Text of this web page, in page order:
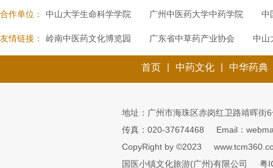
合作单位： 中山大学生命科学学院 广州中医药大学中药学院 中
友情链接： 岭南中医药文化博览园 广东省中草药产业协会 中山
首页 | 中药文化 | 中华药典
地址：广州市海珠区赤岗红卫路靖晖街
传真：020-37674468
Email：
CopyRight by ©2023
国医小镇文化旅游(广州)有限公司
粤